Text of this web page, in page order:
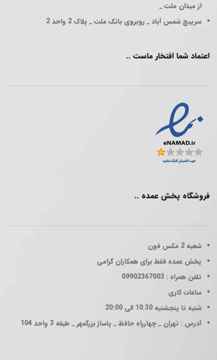
از میدان ملت _
سرپیچ شمس آباد _ روبروی بانک ملت _ پلاک 2 واحد 2
اعتماد شما افتخار ماست ..
فروشگاه پخش عمده ..
شعبه 2
مکس فون
پخش عمده فقط برای همکاران گرامی
تلفن همراه : 09902367003
ساعات کاری
شنبه تا پنجشنبه 10:30 الی 20:00
آدرس : تهران _ چهارراه حافظ _ پاساژ بزرگمهر _ طبقه 3 واحد 104